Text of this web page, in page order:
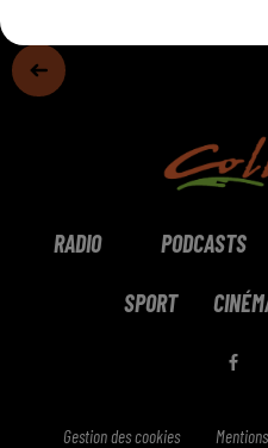
RADIO PODCASTS
SPORT
Gestion des cookies